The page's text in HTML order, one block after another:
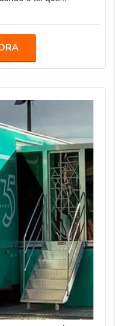
já entregou mais
de veículos; Ampla
em engenharia;